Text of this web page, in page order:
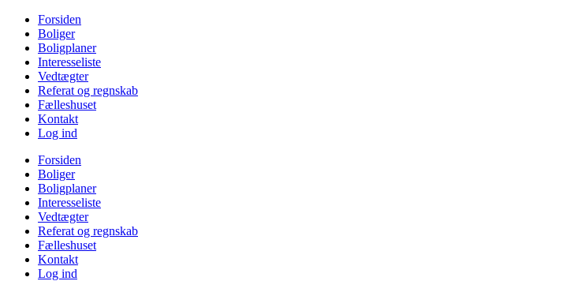
Videre
indhold
Forsiden
Boliger
Boligplaner
Interesseliste
Vedtægter
Referat og regnskab
Fælleshuset
Kontakt
Log ind
Forsiden
Boliger
Boligplaner
Interesseliste
Vedtægter
Referat og regnskab
Fælleshuset
Kontakt
Log ind